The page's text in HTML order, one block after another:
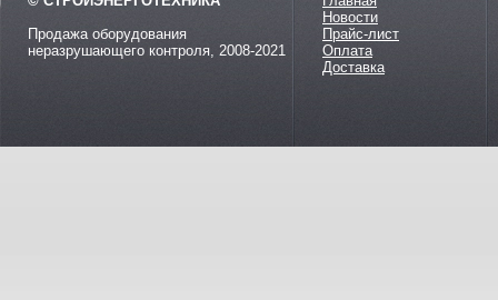
Продажа оборудования
неразрушающего контроля, 2008-2021
Новости
Прайс-лист
Оплата
Доставка